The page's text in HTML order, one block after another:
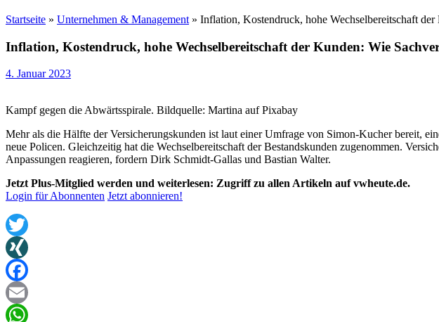
Startseite » Unternehmen & Management » Inflation, Kostendruck, hohe Wechselbereitschaft
Inflation, Kostendruck, hohe Wechselbereitschaft der Kunden: Wie
4. Januar 2023
Kampf gegen die Abwärtsspirale. Bildquelle: Martina auf Pixabay
Mehr als die Hälfte der Versicherungskunden ist laut einer Umfrage von Simon-Kucher bereit,
neue Policen. Gleichzeitig hat die Wechselbereitschaft der Bestandskunden zugenommen.
Anpassungen reagieren, fordern Dirk Schmidt-Gallas und Bastian Walter.
Jetzt Plus-Mitglied werden und weiterlesen: Zugriff zu allen Artikeln auf vwheute.de.
Login für Abonnenten Jetzt abonnieren!
Twitter
XING
Facebook
Email